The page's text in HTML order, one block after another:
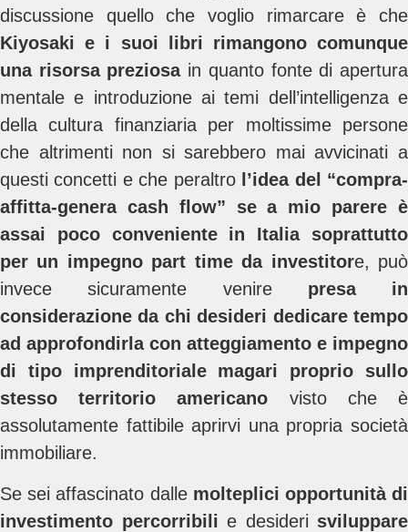
discussione quello che voglio rimarcare è che
Kiyosaki e i suoi libri rimangono comunque
una risorsa preziosain quanto fonte di apertura
mentale e introduzione ai temi dell’intelligenza e
della cultura finanziaria per moltissime persone
che altrimenti non si sarebbero mai avvicinati a
questi concetti e che peraltro l’idea del “compra-
affitta-genera cash flow” se a mio parere è
assai poco conveniente in Italia soprattutto
per un impegno part time da investitore, può
invece sicuramente venire presa in
considerazione da chi desideri dedicare tempo
ad approfondirla con atteggiamento e impegno
di tipo imprenditoriale magari proprio sullo
stesso territorio americano visto che è
assolutamente fattibile aprirvi una propria società
immobiliare.
Se sei affascinato dalle molteplici opportunità di
investimento percorribili e desideri sviluppare